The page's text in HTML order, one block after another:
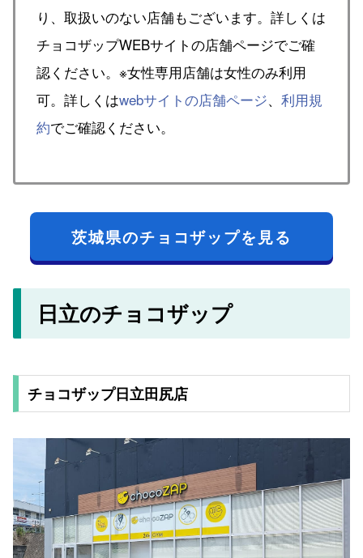
り、取扱いのない店舗もございます。詳しくは
チョコザップWEBサイトの店舗ページでご確
認ください。※女性専用店舗は女性のみ利用
可。詳しくはwebサイトの店舗ページ、 利用規
約でご確認ください。
茨城県のチョコザップを見る
日立のチョコザップ
チョコザップ日立田尻店